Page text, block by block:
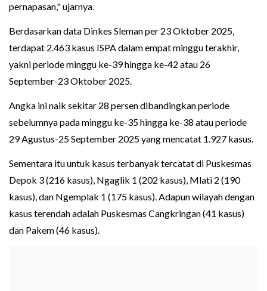
pernapasan," ujarnya.
Berdasarkan data Dinkes Sleman per 23 Oktober 2025,
terdapat 2.463 kasus ISPA dalam empat minggu terakhir,
yakni periode minggu ke-39 hingga ke-42 atau 26
September-23 Oktober 2025.
Angka ini naik sekitar 28 persen dibandingkan periode
sebelumnya pada minggu ke-35 hingga ke-38 atau periode
29 Agustus-25 September 2025 yang mencatat 1.927 kasus.
Sementara itu untuk kasus terbanyak tercatat di Puskesmas
Depok 3 (216 kasus), Ngaglik 1 (202 kasus), Mlati 2 (190
kasus), dan Ngemplak 1 (175 kasus). Adapun wilayah dengan
kasus terendah adalah Puskesmas Cangkringan (41 kasus)
dan Pakem (46 kasus).